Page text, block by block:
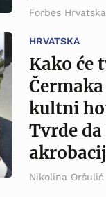
Forbes Hrvatska
HRVATSKA
Kako će
kultni
Tvrde
Nikolina Oršulić